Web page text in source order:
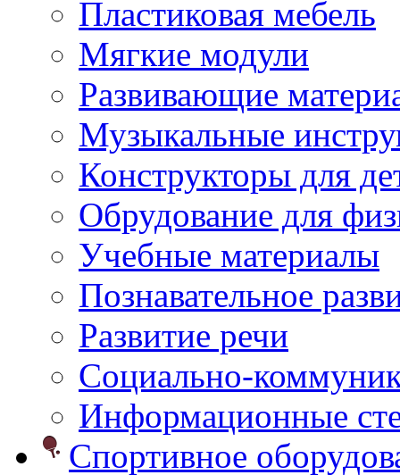
Пластиковая мебель
Мягкие модули
Развивающие
Музыкальные
Конструкторы для
Обрудование для
Учебные материалы
Познавательное
Развитие речи
Социально-
Информационные
Спортивное